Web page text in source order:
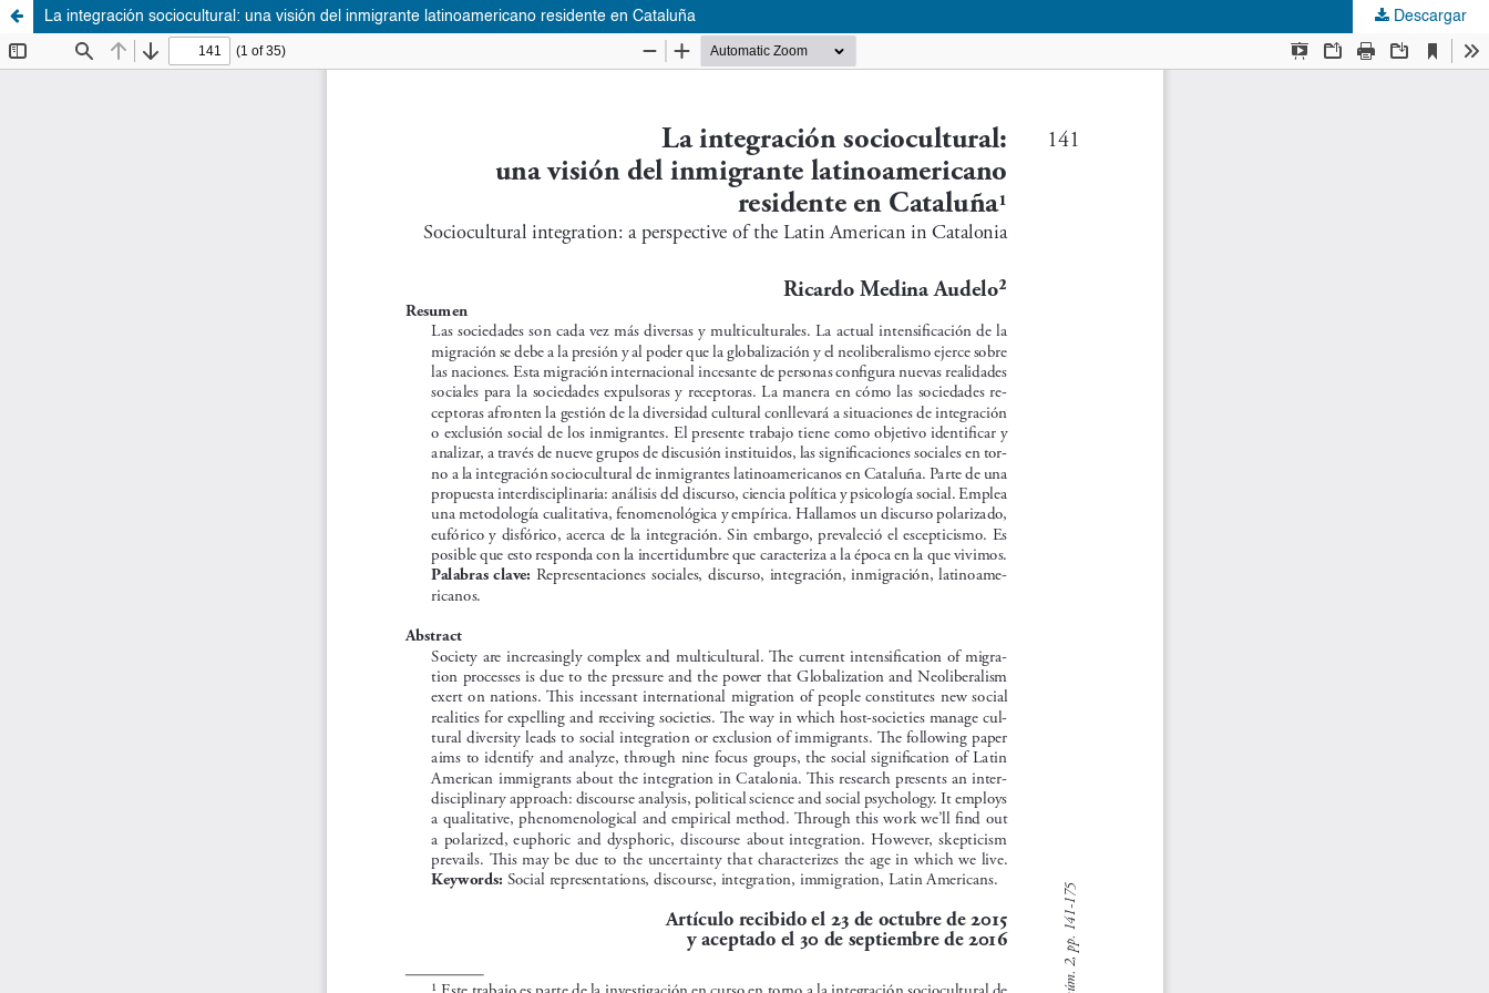
La integración sociocultural: una visión del inmigrante latinoamericano residente en Cataluña Descargar